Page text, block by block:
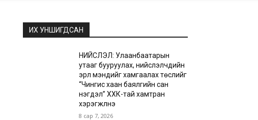
ИХ УНШИГДСАН
НИЙСЛЭЛ: Улаанбаатарын
утааг бууруулах, нийслэлчүүдийн
эрүүл мэндийг хамгаалах төслийг
“Чингис хаан баялгийн сан
нэгдэл” ХХК-тай хамтран
хэрэгжүүлнэ
8 сар 7, 2026